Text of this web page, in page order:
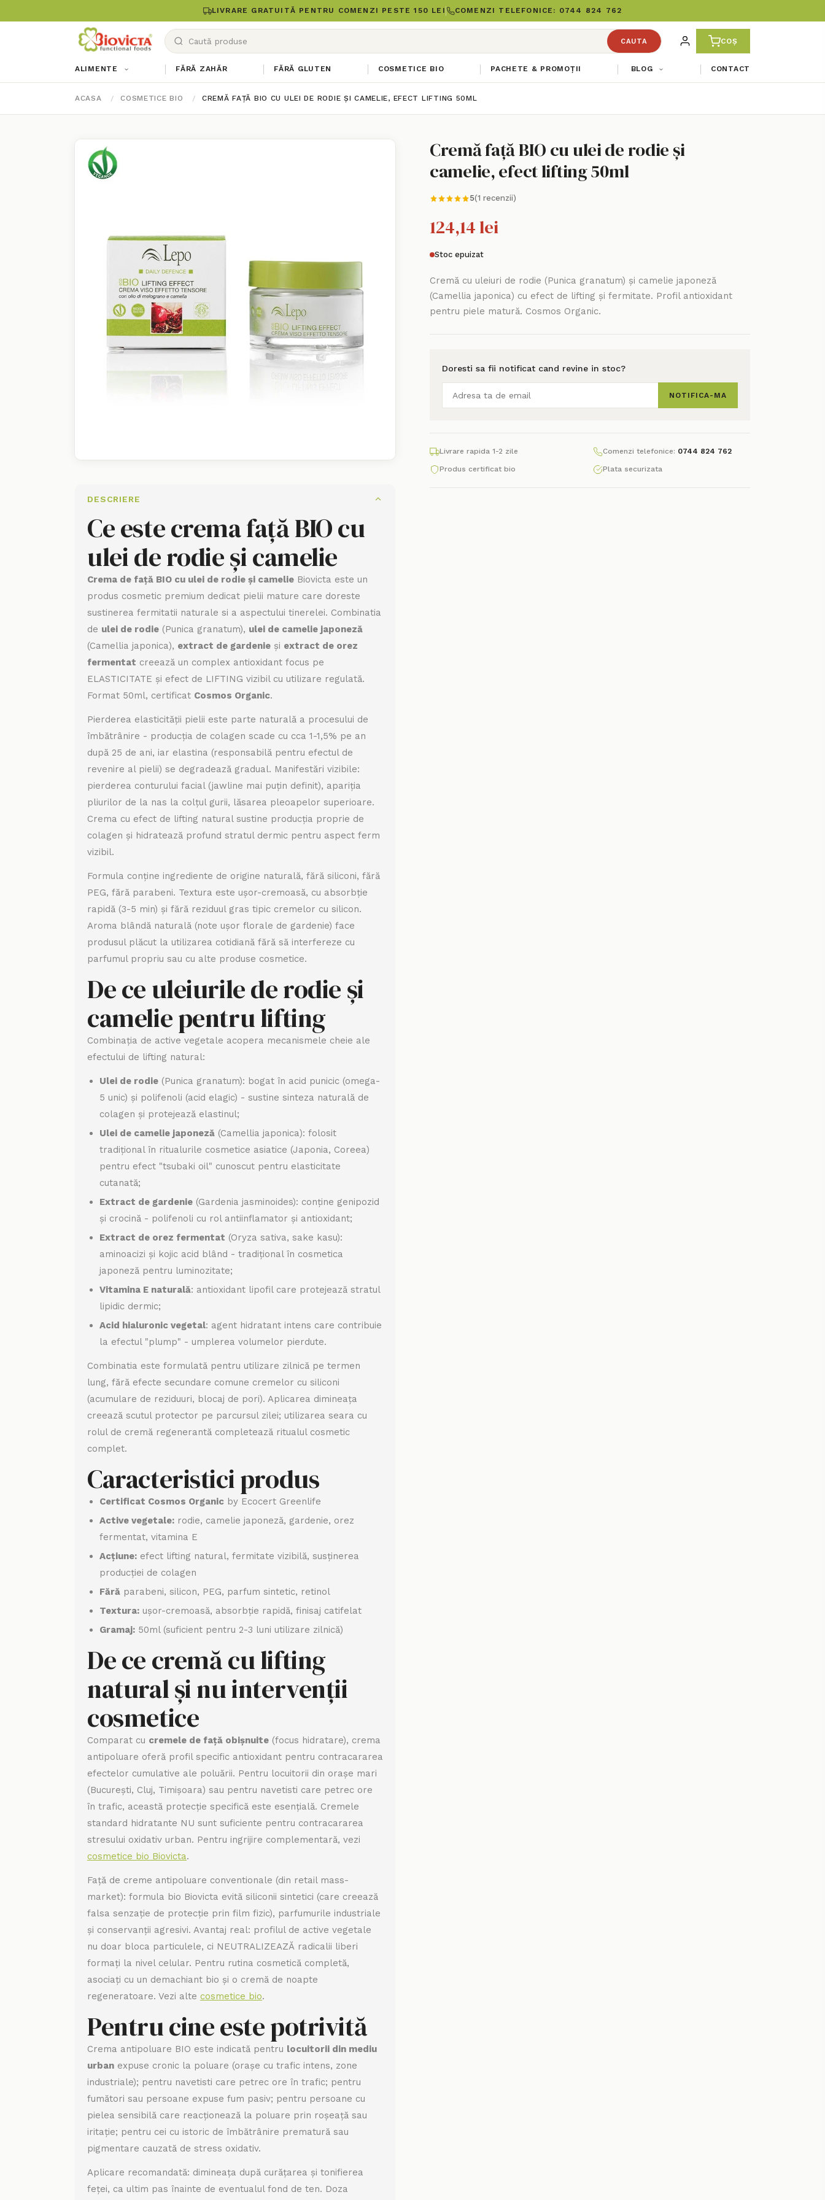
LIVRARE GRATUITĂ PENTRU COMENZI PESTE 150 LEI COMENZI TELEFONICE: 0744 824 762
CAUTA COȘ
ALIMENTE FĂRĂ ZAHĂR FĂRĂ GLUTEN COSMETICE BIO PACHETE & PROMOȚII BLOG CONTACT
ACASA COSMETICE BIO CREMĂ FAȚĂ BIO CU ULEI DE RODIE ȘI CAMELIE, EFECT LIFTING 50ML
Cremă față BIO cu ulei de rodie și
camelie, efect lifting 50ml
5(1 recenzii)
124,14 lei
Stoc epuizat
Cremă cu uleiuri de rodie (Punica granatum) și camelie japoneză
(Camellia japonica) cu efect de lifting și fermitate. Profil antioxidant
pentru piele matură. Cosmos Organic.
Doresti sa fii notificat cand revine in stoc?
NOTIFICA-MA
Livrare rapida 1-2 zile Comenzi telefonice: 0744 824 762
Produs certificat bio Plata securizata
DESCRIERE
Ce este crema față BIO cu
ulei de rodie și camelie
Crema de față BIO cu ulei de rodie și camelie Biovicta este un
produs cosmetic premium dedicat pielii mature care doreste
sustinerea fermitatii naturale si a aspectului tinerelei. Combinatia
de ulei de rodie (Punica granatum), ulei de camelie japoneză
(Camellia japonica), extract de gardenie și extract de orez
fermentat creează un complex antioxidant focus pe
ELASTICITATE și efect de LIFTING vizibil cu utilizare regulată.
Format 50ml, certificat Cosmos Organic.
Pierderea elasticității pielii este parte naturală a procesului de
îmbătrânire - producția de colagen scade cu cca 1-1,5% pe an
după 25 de ani, iar elastina (responsabilă pentru efectul de
revenire al pielii) se degradează gradual. Manifestări vizibile:
pierderea conturului facial (jawline mai puțin definit), apariția
pliurilor de la nas la colțul gurii, lăsarea pleoapelor superioare.
Crema cu efect de lifting natural sustine producția proprie de
colagen și hidratează profund stratul dermic pentru aspect ferm
vizibil.
Formula conține ingrediente de origine naturală, fără siliconi, fără
PEG, fără parabeni. Textura este ușor-cremoasă, cu absorbție
rapidă (3-5 min) și fără reziduul gras tipic cremelor cu silicon.
Aroma blândă naturală (note ușor florale de gardenie) face
produsul plăcut la utilizarea cotidiană fără să interfereze cu
parfumul propriu sau cu alte produse cosmetice.
De ce uleiurile de rodie și
camelie pentru lifting
Combinația de active vegetale acopera mecanismele cheie ale
efectului de lifting natural:
Ulei de rodie (Punica granatum): bogat în acid punicic (omega-
5 unic) și polifenoli (acid elagic) - sustine sinteza naturală de
colagen și protejează elastinul;
Ulei de camelie japoneză (Camellia japonica): folosit
tradițional în ritualurile cosmetice asiatice (Japonia, Coreea)
pentru efect "tsubaki oil" cunoscut pentru elasticitate
cutanată;
Extract de gardenie (Gardenia jasminoides): conține genipozid
și crocină - polifenoli cu rol antiinflamator și antioxidant;
Extract de orez fermentat (Oryza sativa, sake kasu):
aminoacizi și kojic acid blând - tradițional în cosmetica
japoneză pentru luminozitate;
Vitamina E naturală: antioxidant lipofil care protejează stratul
lipidic dermic;
Acid hialuronic vegetal: agent hidratant intens care contribuie
la efectul "plump" - umplerea volumelor pierdute.
Combinatia este formulată pentru utilizare zilnică pe termen
lung, fără efecte secundare comune cremelor cu siliconi
(acumulare de reziduuri, blocaj de pori). Aplicarea dimineața
creează scutul protector pe parcursul zilei; utilizarea seara cu
rolul de cremă regenerantă completează ritualul cosmetic
complet.
Caracteristici produs
Certificat Cosmos Organic by Ecocert Greenlife
Active vegetale: rodie, camelie japoneză, gardenie, orez
fermentat, vitamina E
Acțiune: efect lifting natural, fermitate vizibilă, susținerea
producției de colagen
Fără parabeni, silicon, PEG, parfum sintetic, retinol
Textura: ușor-cremoasă, absorbție rapidă, finisaj catifelat
Gramaj: 50ml (suficient pentru 2-3 luni utilizare zilnică)
De ce cremă cu lifting
natural și nu intervenții
cosmetice
Comparat cu cremele de față obișnuite (focus hidratare), crema
antipoluare oferă profil specific antioxidant pentru contracararea
efectelor cumulative ale poluării. Pentru locuitorii din orașe mari
(București, Cluj, Timișoara) sau pentru navetisti care petrec ore
în trafic, această protecție specifică este esențială. Cremele
standard hidratante NU sunt suficiente pentru contracararea
stresului oxidativ urban. Pentru ingrijire complementară, vezi
cosmetice bio Biovicta.
Față de creme antipoluare conventionale (din retail mass-
market): formula bio Biovicta evită siliconii sintetici (care creează
falsa senzație de protecție prin film fizic), parfumurile industriale
și conservanții agresivi. Avantaj real: profilul de active vegetale
nu doar bloca particulele, ci NEUTRALIZEAZĂ radicalii liberi
formați la nivel celular. Pentru rutina cosmetică completă,
asociați cu un demachiant bio și o cremă de noapte
regeneratoare. Vezi alte cosmetice bio.
Pentru cine este potrivită
Crema antipoluare BIO este indicată pentru locuitorii din mediu
urban expuse cronic la poluare (orașe cu trafic intens, zone
industriale); pentru navetisti care petrec ore în trafic; pentru
fumători sau persoane expuse fum pasiv; pentru persoane cu
pielea sensibilă care reacționează la poluare prin roșeață sau
iritație; pentru cei cu istoric de îmbătrânire prematură sau
pigmentare cauzată de stress oxidativ.
Aplicare recomandată: dimineața după curățarea și tonifierea
feței, ca ultim pas înainte de eventualul fond de ten. Doza